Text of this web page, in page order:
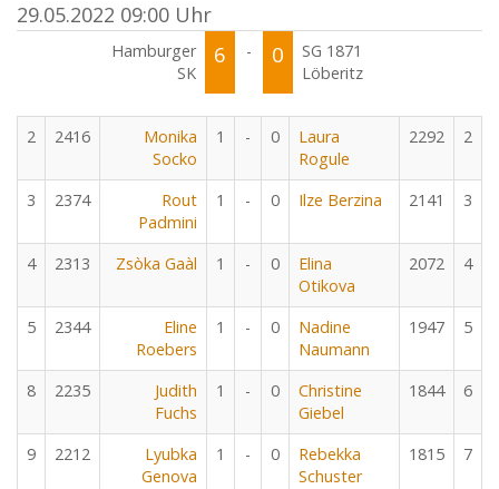
29.05.2022 09:00 Uhr
Hamburger
SK
6 - 0
SG 1871
Löberitz
2 2416
Monika
Socko
1 - 0
Laura
Rogule
2292 2
3 2374
Rout
Padmini
1 - 0 Ilze Berzina 2141 3
4 2313 Zsòka Gaàl 1 - 0
Elina
Otikova
2072 4
5 2344
Eline
Roebers
1 - 0
Nadine
Naumann
1947 5
8 2235
Judith
Fuchs
1 - 0
Christine
Giebel
1844 6
9 2212
Lyubka
Genova
1 - 0
Rebekka
Schuster
1815 7